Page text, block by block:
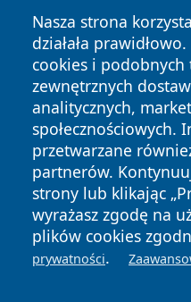
Nasza strona
działała
cookies i
zewnętrznych
analitycznych,
społecznościowych.
przetwarzane
partnerów.
strony lub klikając
wyrażasz zgodę na
plików cookies
prywatności.
Copyright © 2026
News Autorzy